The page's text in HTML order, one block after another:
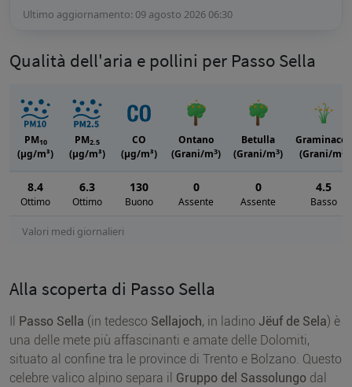
Ultimo aggiornamento: 09 agosto 2026 06:30
Qualità dell'aria e pollini per Passo Sella
Valori medi giornalieri
PM10
(μg/m³)
PM2.5
(μg/m³)
CO
(μg/m³)
Ontano
(Grani/m3)
Betulla
(Grani/m3)
Graminacee
(Grani/m3
8.4
Ottimo
6.3
Ottimo
130
Buono
0
Assente
0
Assente
4.5
Basso
Alla scoperta di Passo Sella
Passo Sella (in tedesco Sellajoch, in ladino Jëuf de Sela) è
una delle mete più affascinanti e amate delle Dolomiti,
situato al confine tra le province di Trento e Bolzano. Questo
celebre valico alpino separa il Gruppo del Sassolungo dal